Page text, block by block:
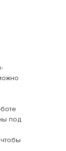
под